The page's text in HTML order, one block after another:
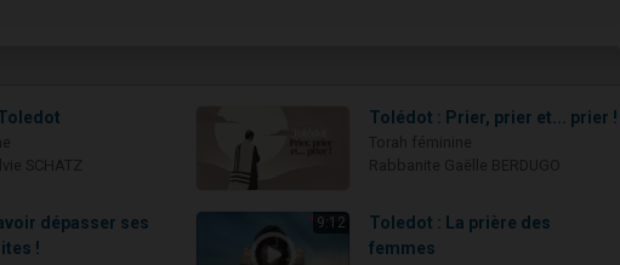
Tolédot : Prier, prier et... prier !
dépasser ses
!
9:12
Toledot : La prière des
femmes